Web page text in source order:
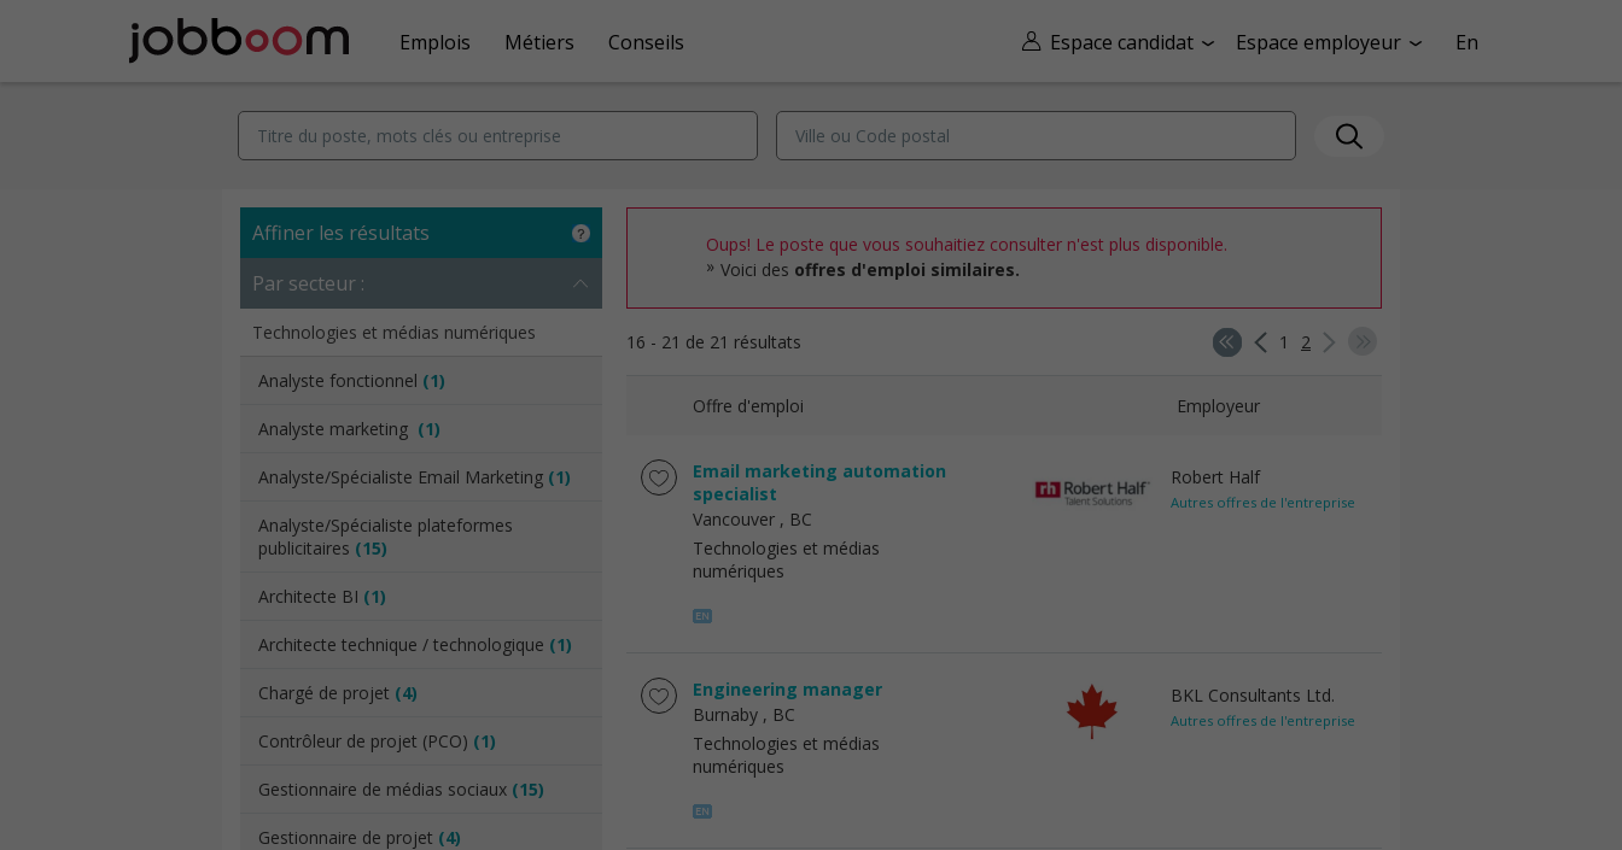
Espace candidat Espace employeur En
Emplois Métiers Conseils
Affiner les résultats
Par secteur :
Technologies et médias numériques
Analyste fonctionnel (1)
Analyste marketing (1)
Analyste/Spécialiste Email Marketing (1)
Analyste/Spécialiste plateformes
publicitaires (15)
Architecte BI (1)
Architecte technique / technologique (1)
Chargé de projet (4)
Contrôleur de projet (PCO) (1)
Gestionnaire de médias sociaux (15)
Gestionnaire de projet (4)
Oups! Le poste que vous souhaitiez consulter n'est plus disponible.
Voici des offres d'emploi similaires.
16 - 21 de 21 résultats 1 2
Offre d'emploi Employeur
Email marketing automation
specialist
Vancouver , BC
Technologies et médias
numériques
Robert Half
Autres offres de l'entreprise
Engineering manager
Burnaby , BC
Technologies et médias
numériques
BKL Consultants Ltd.
Autres offres de l'entreprise